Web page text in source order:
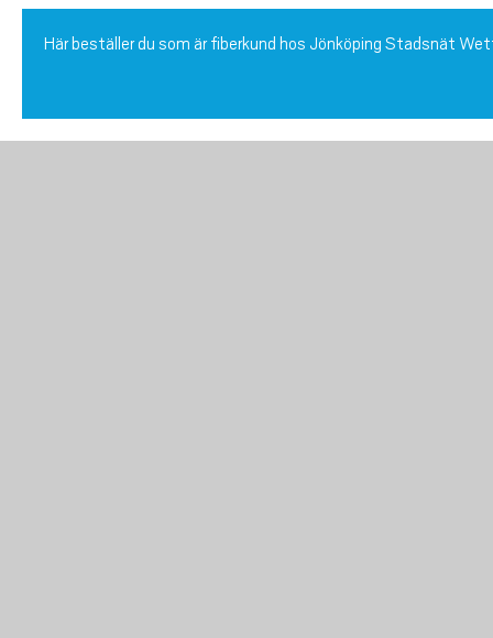
Här beställer du som är fiberkund hos Jönköping Stadsnät